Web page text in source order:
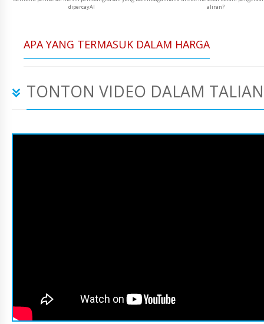
dipercayAI
aliran?
APA YANG TERMASUK DALAM HARGA
TONTON VIDEO DALAM TALIAN